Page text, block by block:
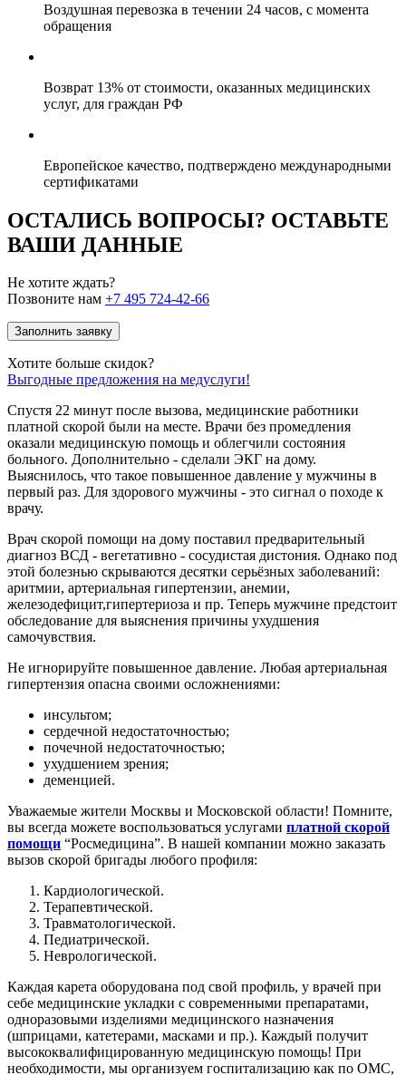
Воздушная перевозка в течении 24 часов, с момента
обращения
Возврат 13% от стоимости, оказанных медицинских
услуг, для граждан РФ
Европейское качество, подтверждено международными
сертификатами
ОСТАЛИСЬ ВОПРОСЫ? ОСТАВЬТЕ
ВАШИ ДАННЫЕ
Не хотите ждать?
Позвоните нам +7 495 724-42-66
Заполнить заявку
Хотите больше скидок?
Выгодные предложения на медуслуги!
Спустя 22 минут после вызова, медицинские работники
платной скорой были на месте. Врачи без промедления
оказали медицинскую помощь и облегчили состояния
больного. Дополнительно - сделали ЭКГ на дому.
Выяснилось, что такое повышенное давление у мужчины в
первый раз. Для здорового мужчины - это сигнал о походе к
врачу.
Врач скорой помощи на дому поставил предварительный
диагноз ВСД - вегетативно - сосудистая дистония. Однако под
этой болезнью скрываются десятки серьёзных заболеваний:
аритмии, артериальная гипертензии, анемии,
железодефицит,гипертериоза и пр. Теперь мужчине предстоит
обследование для выяснения причины ухудшения
самочувствия.
Не игнорируйте повышенное давление. Любая артериальная
гипертензия опасна своими осложнениями:
инсультом;
сердечной недостаточностью;
почечной недостаточностью;
ухудшением зрения;
деменцией.
Уважаемые жители Москвы и Московской области! Помните,
вы всегда можете воспользоваться услугами платной скорой
помощи “Росмедицина”. В нашей компании можно заказать
вызов скорой бригады любого профиля:
Кардиологической.
Терапевтической.
Травматологической.
Педиатрической.
Неврологической.
Каждая карета оборудована под свой профиль, у врачей при
себе медицинские укладки с современными препаратами,
одноразовыми изделиями медицинского назначения
(шприцами, катетерами, масками и пр.). Каждый получит
высококвалифицированную медицинскую помощь! При
необходимости, мы организуем госпитализацию как по ОМС,